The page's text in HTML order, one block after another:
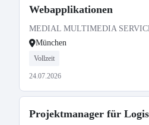
Webapplikationen
MEDIAL MULTIMEDIA
München
Vollzeit
24.07.2026
Projektmanager für